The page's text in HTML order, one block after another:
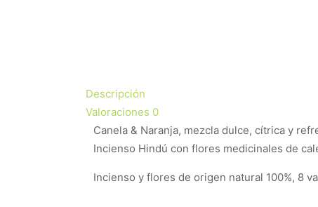
Descripción
Valoraciones 0
Canela & Naranja, mezcla dulce, cítrica y
Incienso Hindú con flores medicinales de
Incienso y flores de origen natural 100%, 8